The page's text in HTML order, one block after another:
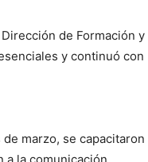
de Formación y
y continuó con
marzo, se capacitaron